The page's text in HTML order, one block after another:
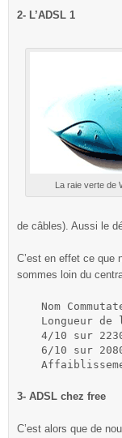
2- L’ADSL 1
La raie verte de
de câbles). Aussi le
C’est en effet ce que
sommes loin du
Nom Commutateur
Longueur de ligne :
4/10 sur
6/10 sur
3- ADSL chez free
C’est alors que de